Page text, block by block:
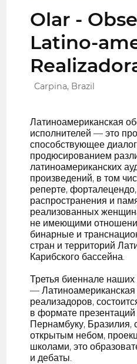
Olar -
Latino-
Carpina, Brazil
Латиноамериканская
исполнителей — это
способствующее
продюсированием
латиноамериканских
произведений, в том
реперте,
распространения и
реализованных
не имеющими
бинарные и
стран и территорий
Карибского бассейна.
Третья биеннале
— Латиноамериканская
реализадоров,
в формате
Пернамбуку, Бразилия,
открытым небом,
школами, это
и дебаты.